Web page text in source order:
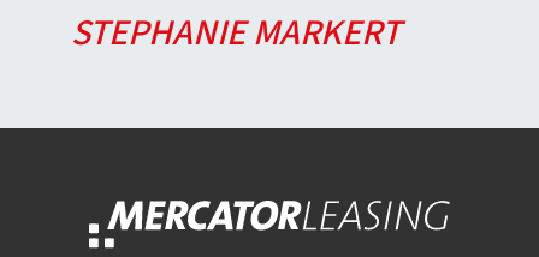
STEPHANIE MARKERT